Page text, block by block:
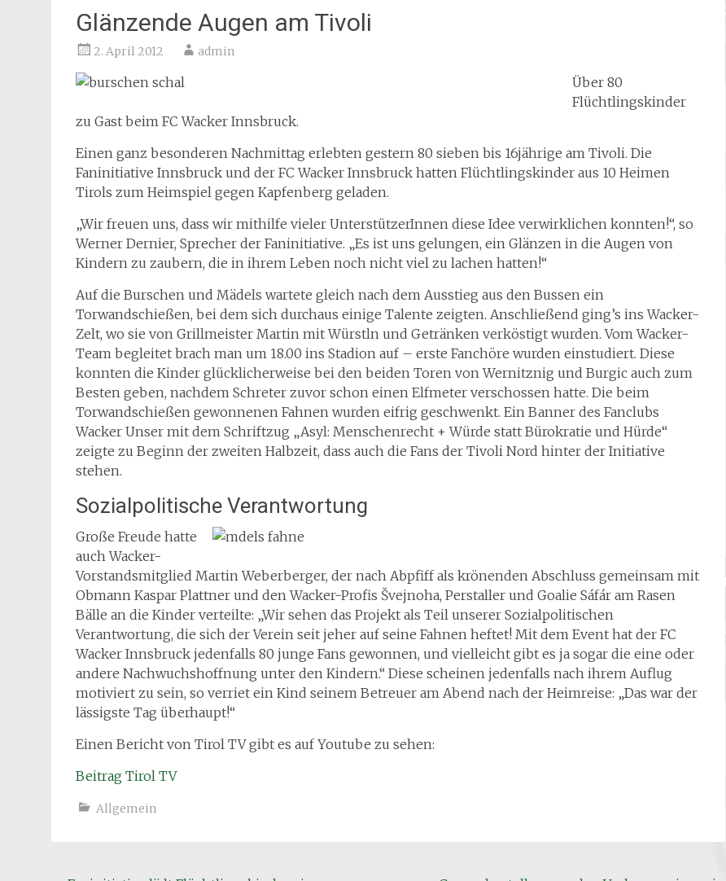
Glänzende Augen am Tivoli
2. April 2012 admin
Über 80
Flüchtlingskinder
zu Gast beim FC Wacker Innsbruck.
Einen ganz besonderen Nachmittag erlebten gestern 80 sieben bis 16jährige am Tivoli. Die
Faninitiative Innsbruck und der FC Wacker Innsbruck hatten Flüchtlingskinder aus 10 Heimen
Tirols zum Heimspiel gegen Kapfenberg geladen.
„Wir freuen uns, dass wir mithilfe vieler UnterstützerInnen diese Idee verwirklichen konnten!“, so
Werner Dernier, Sprecher der Faninitiative. „Es ist uns gelungen, ein Glänzen in die Augen von
Kindern zu zaubern, die in ihrem Leben noch nicht viel zu lachen hatten!“
Auf die Burschen und Mädels wartete gleich nach dem Ausstieg aus den Bussen ein
Torwandschießen, bei dem sich durchaus einige Talente zeigten. Anschließend ging’s ins Wacker-
Zelt, wo sie von Grillmeister Martin mit Würstln und Getränken verköstigt wurden. Vom Wacker-
Team begleitet brach man um 18.00 ins Stadion auf – erste Fanchöre wurden einstudiert. Diese
konnten die Kinder glücklicherweise bei den beiden Toren von Wernitznig und Burgic auch zum
Besten geben, nachdem Schreter zuvor schon einen Elfmeter verschossen hatte. Die beim
Torwandschießen gewonnenen Fahnen wurden eifrig geschwenkt. Ein Banner des Fanclubs
Wacker Unser mit dem Schriftzug „Asyl: Menschenrecht + Würde statt Bürokratie und Hürde“
zeigte zu Beginn der zweiten Halbzeit, dass auch die Fans der Tivoli Nord hinter der Initiative
stehen.
Sozialpolitische Verantwortung
Große Freude hatte
auch Wacker-
Vorstandsmitglied Martin Weberberger, der nach Abpfiff als krönenden Abschluss gemeinsam mit
Obmann Kaspar Plattner und den Wacker-Profis Švejnoha, Perstaller und Goalie Sáfár am Rasen
Bälle an die Kinder verteilte: „Wir sehen das Projekt als Teil unserer Sozialpolitischen
Verantwortung, die sich der Verein seit jeher auf seine Fahnen heftet! Mit dem Event hat der FC
Wacker Innsbruck jedenfalls 80 junge Fans gewonnen, und vielleicht gibt es ja sogar die eine oder
andere Nachwuchshoffnung unter den Kindern.“ Diese scheinen jedenfalls nach ihrem Auflug
motiviert zu sein, so verriet ein Kind seinem Betreuer am Abend nach der Heimreise: „Das war der
lässigste Tag überhaupt!“
Einen Bericht von Tirol TV gibt es auf Youtube zu sehen:
Beitrag Tirol TV
Allgemein